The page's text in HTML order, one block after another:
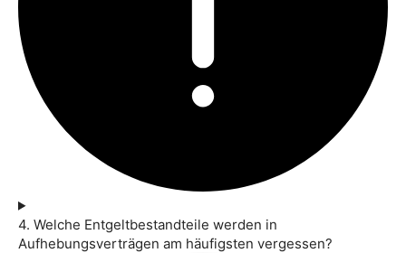
4. Welche Entgeltbestandteile werden in
Aufhebungsverträgen am häufigsten vergessen?